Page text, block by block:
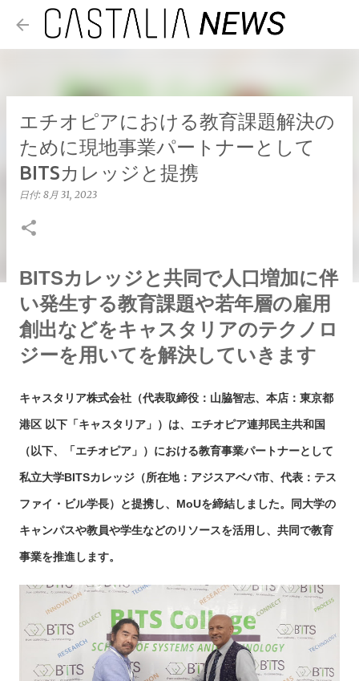
スキップしてメイン コンテンツに移動
エチオピアにおける教育課題解決の
ために現地事業パートナーとして
BITSカレッジと提携
日付: 8月 31, 2023
BITSカレッジと共同で人口増加に伴
い発生する教育課題や若年層の雇用
創出などをキャスタリアのテクノロ
ジーを用いてを解決していきます
キャスタリア株式会社（代表取締役：山脇智志、本店：東京都
港区 以下「キャスタリア」）は、エチオピア連邦民主共和国
（以下、「エチオピア」）における教育事業パートナーとして
私立大学BITSカレッジ（所在地：アジスアベバ市、代表：テス
ファイ・ビル学長）と提携し、MoUを締結しました。同大学の
キャンパスや教員や学生などのリソースを活用し、共同で教育
事業を推進します。